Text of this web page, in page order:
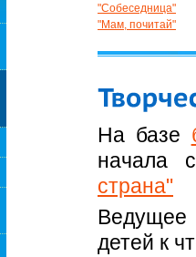
"Собеседница"
"Мам, почитай"
На базе
начала
страна"
Ведущее
детей к